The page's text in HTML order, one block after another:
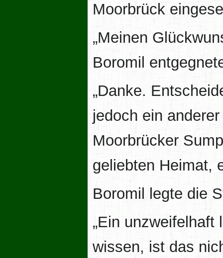
Moorbrück
„Meinen
Boromil
„Danke.
jedoch ein
Moorbrücker
geliebten Heimat,
Boromil legte die
„Ein unzweifelhaft
wissen, ist das